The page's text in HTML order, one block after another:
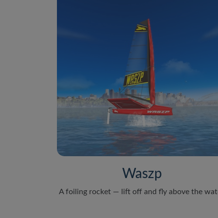
Waszp
A foiling rocket — lift off and fly above the